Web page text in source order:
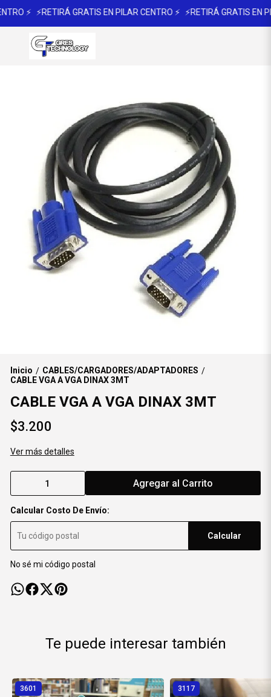
⚡ ⚡RETIRÁ GRATIS EN PILAR CENTRO ⚡ ⚡RETIRÁ GRATIS EN
Inicio / CABLES/CARGADORES/ADAPTADORES /
CABLE VGA A VGA DINAX 3MT
CABLE VGA A VGA DINAX 3MT
$3.200
Ver más detalles
Agregar al Carrito
Calcular Costo De Envío:
Calcular
No sé mi código postal
Te puede interesar también
3601 3117